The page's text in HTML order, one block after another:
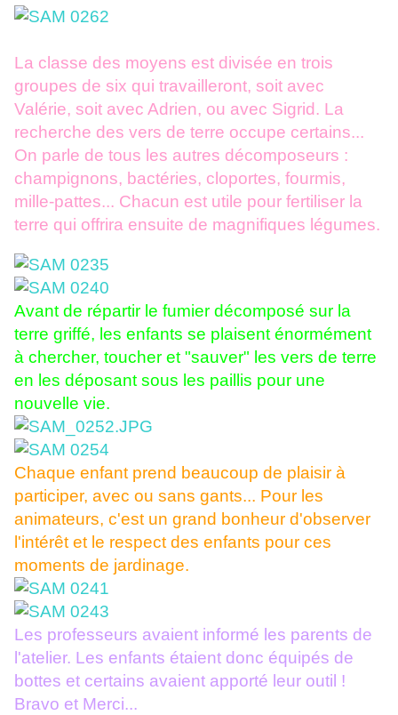
La classe des moyens est divisée en trois
groupes de six qui travailleront, soit avec
Valérie, soit avec Adrien, ou avec Sigrid. La
recherche des vers de terre occupe certains...
On parle de tous les autres décomposeurs :
champignons, bactéries, cloportes, fourmis,
mille-pattes... Chacun est utile pour fertiliser la
terre qui offrira ensuite de magnifiques légumes.
Avant de répartir le fumier décomposé sur la
terre griffé, les enfants se plaisent énormément
à chercher, toucher et "sauver" les vers de terre
en les déposant sous les paillis pour une
nouvelle vie.
Chaque enfant prend beaucoup de plaisir à
participer, avec ou sans gants... Pour les
animateurs, c'est un grand bonheur d'observer
l'intérêt et le respect des enfants pour ces
moments de jardinage.
Les professeurs avaient informé les parents de
l'atelier. Les enfants étaient donc équipés de
bottes et certains avaient apporté leur outil !
Bravo et Merci...